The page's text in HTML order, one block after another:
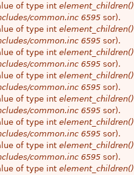
of type int element_children()
common.inc 6595 sor).
of type int element_children()
common.inc 6595 sor).
of type int element_children()
common.inc 6595 sor).
of type int element_children()
common.inc 6595 sor).
of type int element_children()
common.inc 6595 sor).
of type int element_children()
common.inc 6595 sor).
of type int element_children()
common.inc 6595 sor).
of type int element_children()